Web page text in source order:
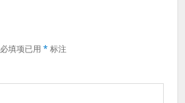
必填项已用 *标注